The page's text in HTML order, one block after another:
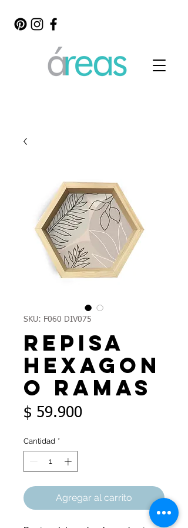
SKU: F060 DIV075
Repisa
Hexagon
o Ramas
$ 59.900Precio
Cantidad *
Agregar al carrito